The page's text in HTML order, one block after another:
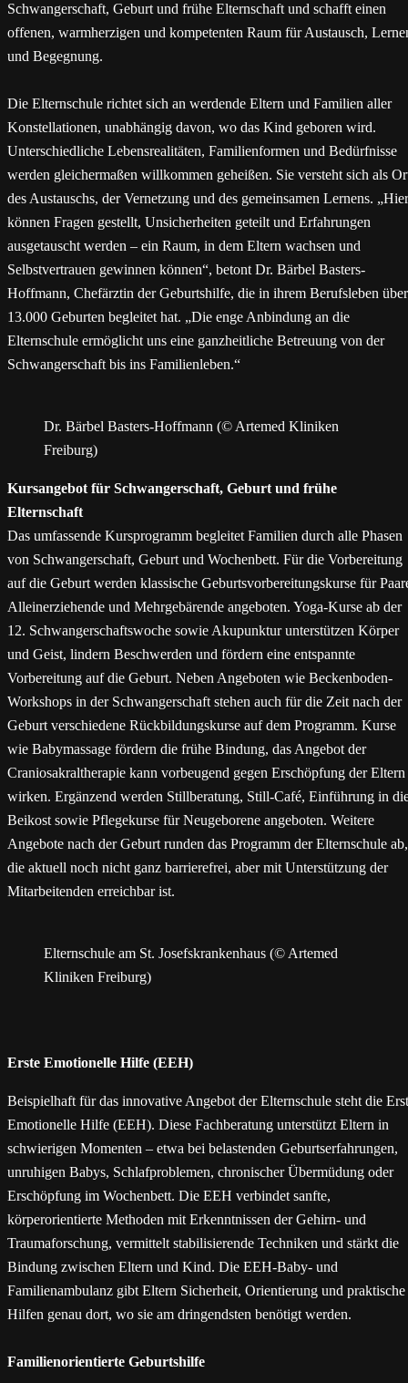
Schwangerschaft, Geburt und frühe Elternschaft und schafft einen
offenen, warmherzigen und kompetenten Raum für Austausch,
und Begegnung.
Die Elternschule richtet sich an werdende Eltern und Familien aller
Konstellationen, unabhängig davon, wo das Kind geboren wird.
Unterschiedliche Lebensrealitäten, Familienformen und Bedürfnisse
werden gleichermaßen willkommen geheißen. Sie versteht sich als
des Austauschs, der Vernetzung und des gemeinsamen Lernens. „Hier
können Fragen gestellt, Unsicherheiten geteilt und Erfahrungen
ausgetauscht werden – ein Raum, in dem Eltern wachsen und
Selbstvertrauen gewinnen können“, betont Dr. Bärbel Basters-
Hoffmann, Chefärztin der Geburtshilfe, die in ihrem Berufsleben über
13.000 Geburten begleitet hat. „Die enge Anbindung an die
Elternschule ermöglicht uns eine ganzheitliche Betreuung von der
Schwangerschaft bis ins Familienleben.“
Dr. Bärbel Basters-Hoffmann (© Artemed Kliniken
Freiburg)
Kursangebot für Schwangerschaft, Geburt und frühe
Elternschaft
Das umfassende Kursprogramm begleitet Familien durch alle Phasen
von Schwangerschaft, Geburt und Wochenbett. Für die Vorbereitung
auf die Geburt werden klassische Geburtsvorbereitungskurse für
Alleinerziehende und Mehrgebärende angeboten. Yoga-Kurse ab der
12. Schwangerschaftswoche sowie Akupunktur unterstützen Körper
und Geist, lindern Beschwerden und fördern eine entspannte
Vorbereitung auf die Geburt. Neben Angeboten wie Beckenboden-
Workshops in der Schwangerschaft stehen auch für die Zeit nach der
Geburt verschiedene Rückbildungskurse auf dem Programm. Kurse
wie Babymassage fördern die frühe Bindung, das Angebot der
Craniosakraltherapie kann vorbeugend gegen Erschöpfung der Eltern
wirken. Ergänzend werden Stillberatung, Still-Café, Einführung in
Beikost sowie Pflegekurse für Neugeborene angeboten. Weitere
Angebote nach der Geburt runden das Programm der Elternschule ab,
die aktuell noch nicht ganz barrierefrei, aber mit Unterstützung der
Mitarbeitenden erreichbar ist.
Elternschule am St. Josefskrankenhaus (© Artemed
Kliniken Freiburg)
Erste Emotionelle Hilfe (EEH)
Beispielhaft für das innovative Angebot der Elternschule steht die
Emotionelle Hilfe (EEH). Diese Fachberatung unterstützt Eltern in
schwierigen Momenten – etwa bei belastenden Geburtserfahrungen,
unruhigen Babys, Schlafproblemen, chronischer Übermüdung oder
Erschöpfung im Wochenbett. Die EEH verbindet sanfte,
körperorientierte Methoden mit Erkenntnissen der Gehirn- und
Traumaforschung, vermittelt stabilisierende Techniken und stärkt die
Bindung zwischen Eltern und Kind. Die EEH-Baby- und
Familienambulanz gibt Eltern Sicherheit, Orientierung und praktische
Hilfen genau dort, wo sie am dringendsten benötigt werden.
Familienorientierte Geburtshilfe